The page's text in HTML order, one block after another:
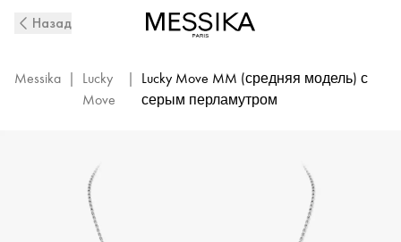
Gold
Necklace
Назад
Messika |
Lucky
Move
|
Lucky Move MM (средняя модель) с
серым перламутром